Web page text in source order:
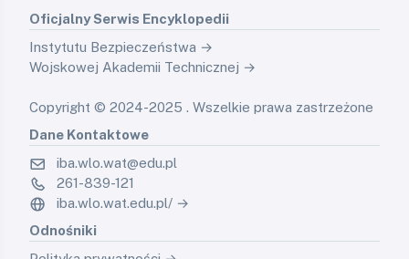
Oficjalny Serwis Encyklopedii
Instytutu Bezpieczeństwa →
Wojskowej Akademii Technicznej →
Copyright © 2024-2025 . Wszelkie prawa zastrzeżone
Dane Kontaktowe
iba.wlo.wat@edu.pl
261-839-121
iba.wlo.wat.edu.pl/ →
Odnośniki